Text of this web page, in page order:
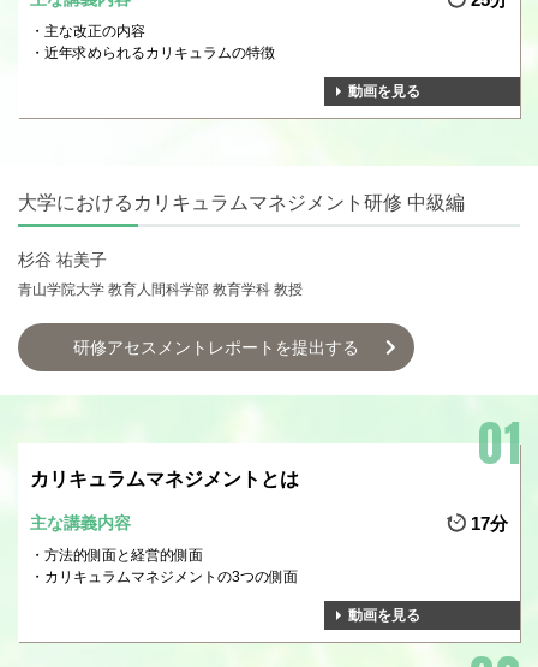
主な改正の内容
近年求められるカリキュラムの特徴
動画を見る
大学におけるカリキュラムマネジメント研修 中級編
杉谷 祐美子
青山学院大学 教育人間科学部 教育学科 教授
研修アセスメントレポートを提出する
カリキュラムマネジメントとは
主な講義内容 17分
方法的側面と経営的側面
カリキュラムマネジメントの3つの側面
動画を見る